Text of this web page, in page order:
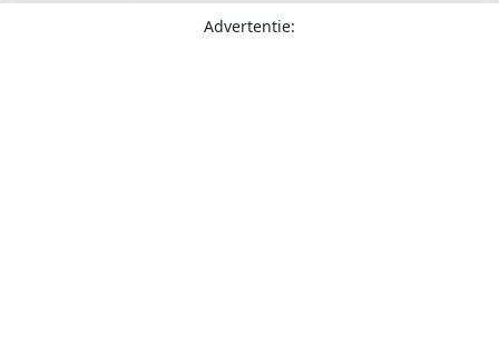
Advertentie: